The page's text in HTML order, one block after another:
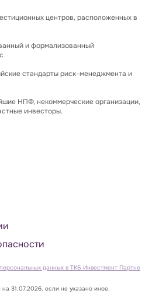
центров, расположенных в
и формализованный
стандарты риск-менеджмента и
НПФ, некоммерческие организации,
инвесторы.
данных в ТКБ Инвестмент Партне
31.07.2026, если не указано иное.